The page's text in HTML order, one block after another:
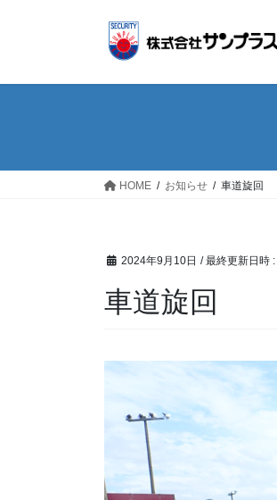
HOME お知らせ 車道旋回
2024年9月10日 / 最終更新日時 :
車道旋回